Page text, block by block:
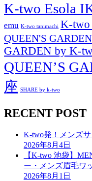
K-two Esola
emu K-two tanimachi K-
QUEEN'S
GARDEN by K-
QUEEN’S
座 SHARE by k-two
RECENT POST
K-two発！メンズ
2026年8月4日
【K-two 池袋】
ー・メンズ眉毛ワ
2026年8月1日